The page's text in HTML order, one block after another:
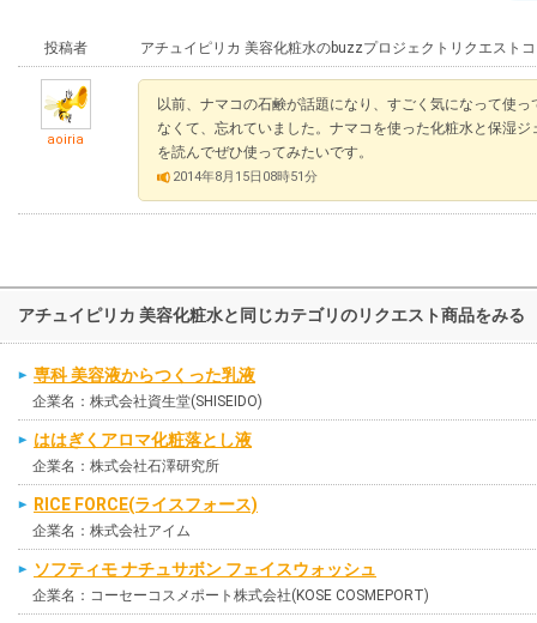
投稿者 アチュイピリカ 美容化粧水のbuzzプロジェクトリクエスト
aoiria
以前、ナマコの石鹸が話題になり、すごく気になって使
なくて、忘れていました。ナマコを使った化粧水と保湿
を読んでぜひ使ってみたいです。
2014年8月15日08時51分
アチュイピリカ 美容化粧水と同じカテゴリのリクエスト商品をみる
専科 美容液からつくった乳液
企業名：株式会社資生堂(SHISEIDO)
ははぎくアロマ化粧落とし液
企業名：株式会社石澤研究所
RICE FORCE(ライスフォース)
企業名：株式会社アイム
ソフティモ ナチュサボン フェイスウォッシュ
企業名：コーセーコスメポート株式会社(KOSE COSMEPORT)